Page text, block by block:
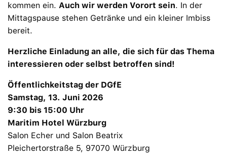
kommen ein. Auch wir werden Vorort sein. In der
Mittagspause stehen Getränke und ein kleiner Imbiss
bereit.
Herzliche Einladung an alle, die sich für das Thema
interessieren oder selbst betroffen sind!
Öffentlichkeitstag der DGfE
Samstag, 13. Juni 2026
9:30 bis 15:00 Uhr
Maritim Hotel Würzburg
Salon Echer und Salon Beatrix
Pleichertorstraße 5, 97070 Würzburg